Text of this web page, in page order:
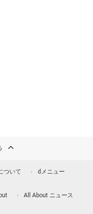
ついて dメニュー
All About ニュース